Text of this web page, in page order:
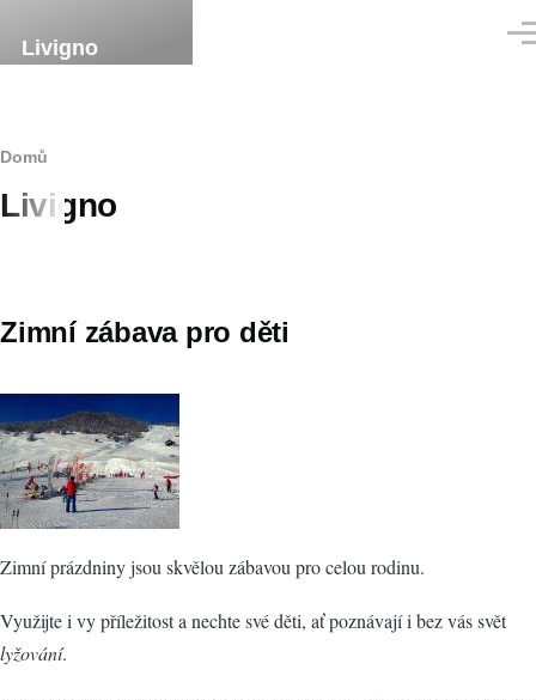
Livigno
Drobečková
navigace
Domů
Livigno
Zimní zábava pro děti
Zimní prázdniny jsou skvělou zábavou pro celou rodinu.
Využijte i vy příležitost a nechte své děti, ať poznávají i bez vás svět
lyžování.